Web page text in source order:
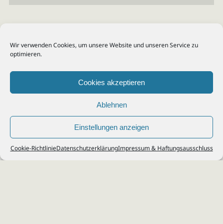
Wir verwenden Cookies, um unsere Website und unseren Service zu
optimieren.
Cookies akzeptieren
Ablehnen
Einstellungen anzeigen
Cookie-RichtlinieDatenschutzerklärungImpressum & Haftungsausschluss
© 2026Steuerberater Kempf, Köln - Steuerberatung Poll, Porz, Deutz, Mülheim,